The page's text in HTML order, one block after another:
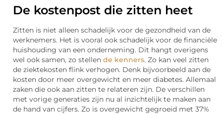
De kostenpost die zitten heet
Zitten is niet alleen schadelijk voor de gezondheid van de
werknemers. Het is vooral ook schadelijk voor de financiële
huishouding van een onderneming. Dit hangt overigens
wel ook samen, zo stellen de kenners. Zo kan veel zitten
de ziektekosten flink verhogen. Denk bijvoorbeeld aan de
kosten door meer overgewicht en meer diabetes. Allemaal
zaken die ook aan zitten te relateren zijn. De verschillen
met vorige generaties zijn nu al inzichtelijk te maken aan
de hand van cijfers. Zo is overgewicht gegroeid met 37%